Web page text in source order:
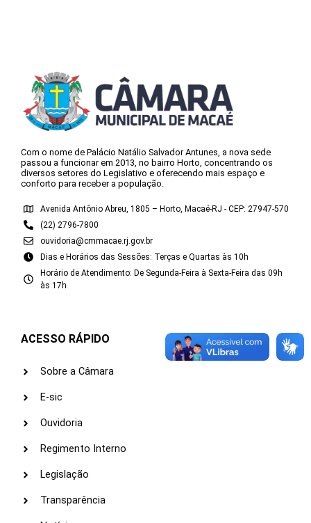
Com o nome de Palácio Natálio Salvador Antunes, a nova sede
passou a funcionar em 2013, no bairro Horto, concentrando os
diversos setores do Legislativo e oferecendo mais espaço e
conforto para receber a população.
Avenida Antônio Abreu, 1805 – Horto, Macaé-RJ - CEP: 27947-570
(22) 2796-7800
ouvidoria@cmmacae.rj.gov.br
Dias e Horários das Sessões: Terças e Quartas às 10h
Horário de Atendimento: De Segunda-Feira à Sexta-Feira das 09h
às 17h
ACESSO RÁPIDO
Sobre a Câmara
E-sic
Ouvidoria
Regimento Interno
Legislação
Transparência